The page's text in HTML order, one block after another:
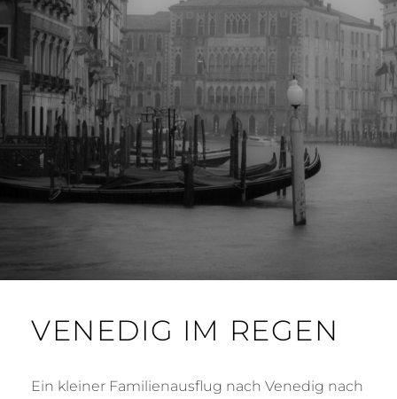
VENEDIG IM REGEN
Ein kleiner Familienausflug nach Venedig nach